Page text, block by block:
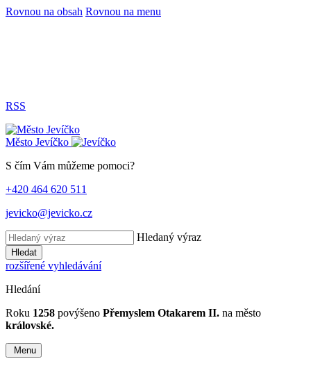
Rovnou na obsah Rovnou na menu
RSS
Město Jevíčko
S čím Vám můžeme pomoci?
+420 464 620 511
jevicko@jevicko.cz
Hledaný výraz
Hledat
rozšířené vyhledávání
Hledání
Roku 1258 povýšeno Přemyslem Otakarem II. na město
královské.
Menu